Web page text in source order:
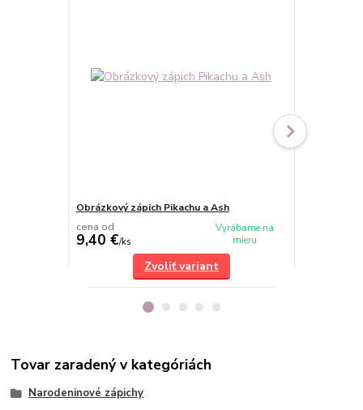
Obrázkový zápich Pikachu a Ash
cena od
9,40 €/ks
Vyrábame na
mieru
Zvoliť variant
Tovar zaradený v kategóriách
Narodeninové zápichy